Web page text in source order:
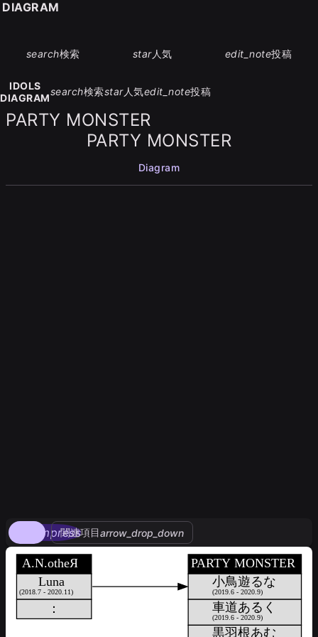
search検索 star人気 edit_note投稿
IDOLS
DIAGRAM
search検索star人気edit_note投稿
PARTY MONSTER
PARTY MONSTER
Diagram
compress
関連項目arrow_drop_down